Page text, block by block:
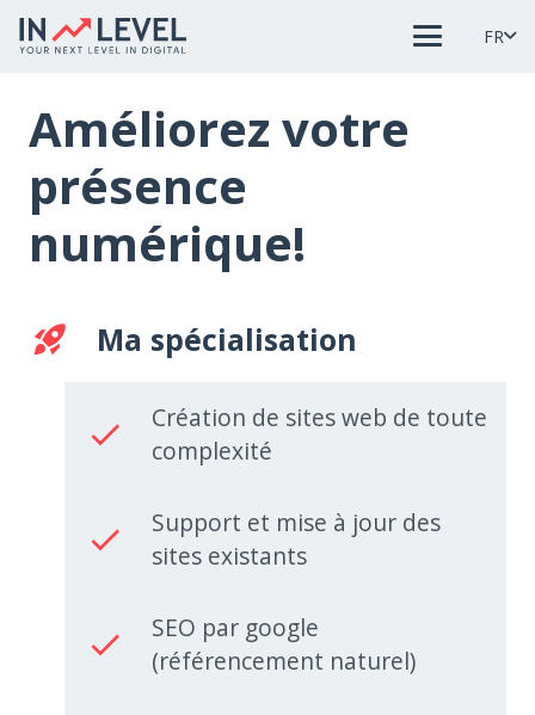
FR
Améliorez votre
présence
numérique!
rocket_launch Ma spécialisation
done
Création de sites web de toute
complexité
done
Support et mise à jour des
sites existants
done
SEO par google
(référencement naturel)